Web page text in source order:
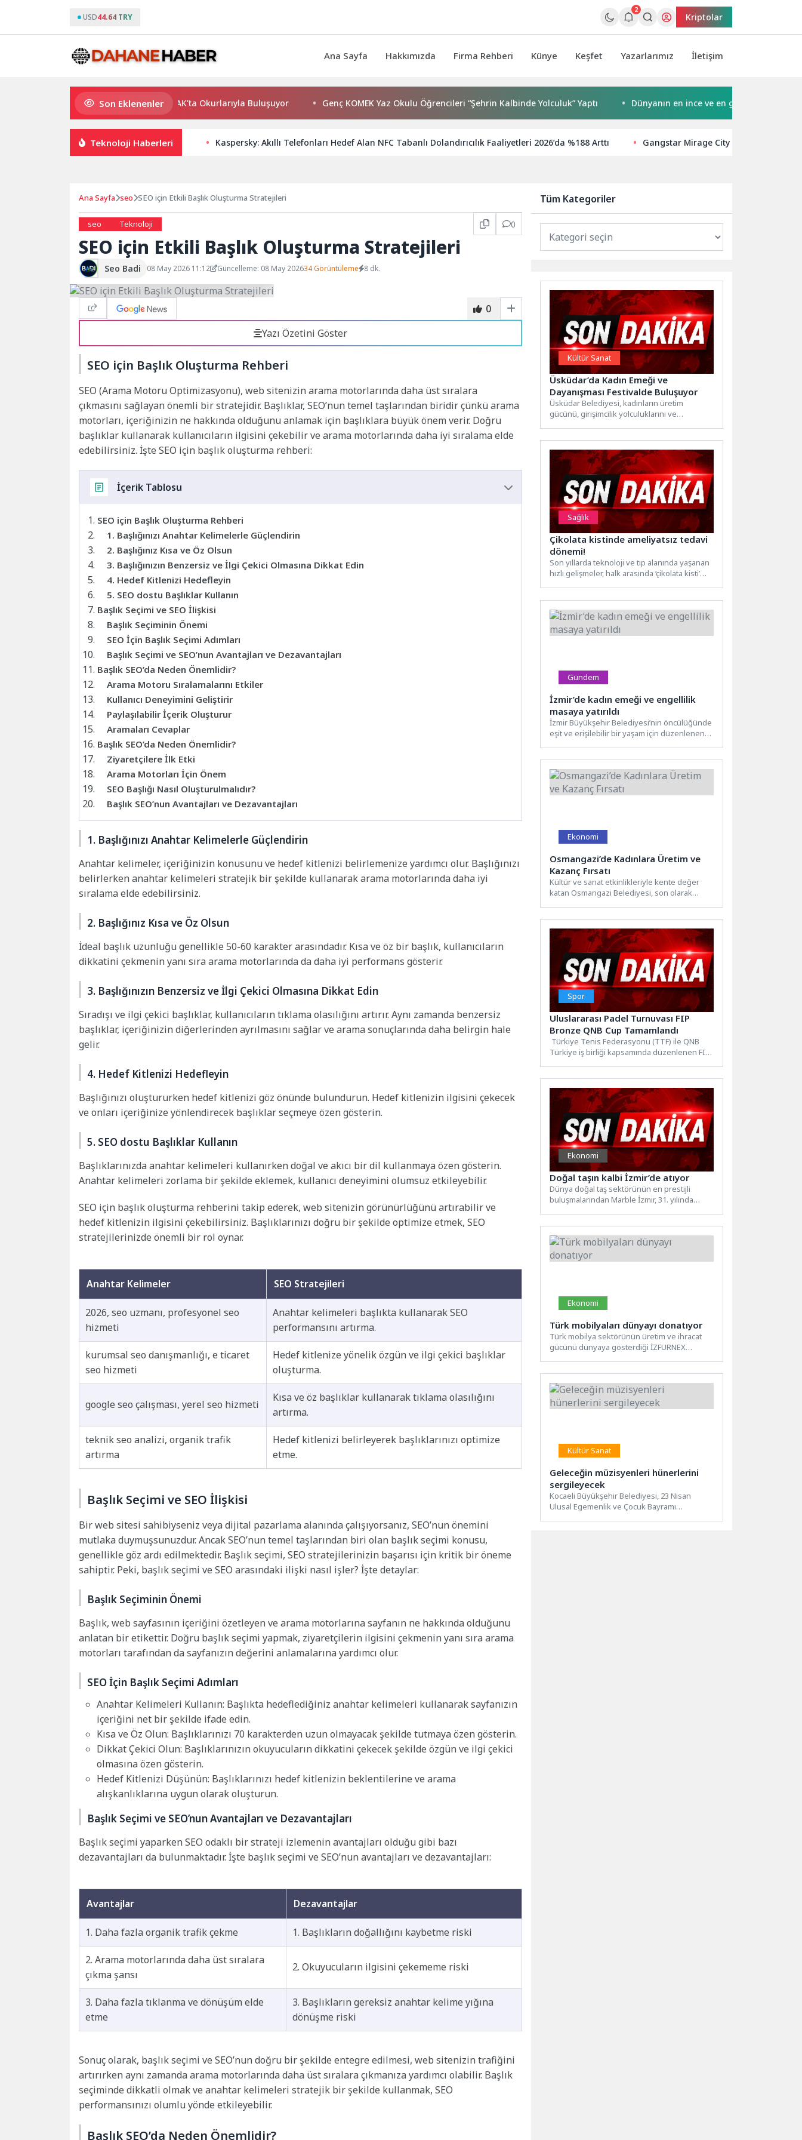
USD44.64 TRY
2
Kriptolar
Ana Sayfa Hakkımızda Firma Rehberi Künye Keşfet Yazarlarımız İletişim
Son Eklenenler
Usta Yazar Burhan Sönmez TESAK’ta Okurlarıyla Buluşuyor Genç KOMEK Yaz Okulu Öğrencileri “Şehrin Kalbinde Yolculuk” Yaptı Dünyanın en ince ve en güçlü katlanabilir
Teknoloji Haberleri Kaspersky: Akıllı Telefonları Hedef Alan NFC Tabanlı Dolandırıcılık Faaliyetleri 2026’da %188 Arttı Gangstar Mirage City Türkiye Ön
Ana Sayfa seo SEO için Etkili Başlık Oluşturma Stratejileri
seo Teknoloji 0
SEO için Etkili Başlık Oluşturma Stratejileri
Seo Badi 08 May 2026 11:12 Güncelleme: 08 May 202634 Görüntüleme 8 dk.
0
Yazı Özetini Göster
SEO için Başlık Oluşturma Rehberi
SEO (Arama Motoru Optimizasyonu), web sitenizin arama motorlarında daha üst sıralara
çıkmasını sağlayan önemli bir stratejidir. Başlıklar, SEO’nun temel taşlarından biridir çünkü arama
motorları, içeriğinizin ne hakkında olduğunu anlamak için başlıklara büyük önem verir. Doğru
başlıklar kullanarak kullanıcıların ilgisini çekebilir ve arama motorlarında daha iyi sıralama elde
edebilirsiniz. İşte SEO için başlık oluşturma rehberi:
İçerik Tablosu
SEO için Başlık Oluşturma Rehberi
1. Başlığınızı Anahtar Kelimelerle Güçlendirin
2. Başlığınız Kısa ve Öz Olsun
3. Başlığınızın Benzersiz ve İlgi Çekici Olmasına Dikkat Edin
4. Hedef Kitlenizi Hedefleyin
5. SEO dostu Başlıklar Kullanın
Başlık Seçimi ve SEO İlişkisi
Başlık Seçiminin Önemi
SEO İçin Başlık Seçimi Adımları
Başlık Seçimi ve SEO’nun Avantajları ve Dezavantajları
Başlık SEO’da Neden Önemlidir?
Arama Motoru Sıralamalarını Etkiler
Kullanıcı Deneyimini Geliştirir
Paylaşılabilir İçerik Oluşturur
Aramaları Cevaplar
Başlık SEO’da Neden Önemlidir?
Ziyaretçilere İlk Etki
Arama Motorları İçin Önem
SEO Başlığı Nasıl Oluşturulmalıdır?
Başlık SEO’nun Avantajları ve Dezavantajları
1. Başlığınızı Anahtar Kelimelerle Güçlendirin
Anahtar kelimeler, içeriğinizin konusunu ve hedef kitlenizi belirlemenize yardımcı olur. Başlığınızı
belirlerken anahtar kelimeleri stratejik bir şekilde kullanarak arama motorlarında daha iyi
sıralama elde edebilirsiniz.
2. Başlığınız Kısa ve Öz Olsun
İdeal başlık uzunluğu genellikle 50-60 karakter arasındadır. Kısa ve öz bir başlık, kullanıcıların
dikkatini çekmenin yanı sıra arama motorlarında da daha iyi performans gösterir.
3. Başlığınızın Benzersiz ve İlgi Çekici Olmasına Dikkat Edin
Sıradışı ve ilgi çekici başlıklar, kullanıcıların tıklama olasılığını artırır. Aynı zamanda benzersiz
başlıklar, içeriğinizin diğerlerinden ayrılmasını sağlar ve arama sonuçlarında daha belirgin hale
gelir.
4. Hedef Kitlenizi Hedefleyin
Başlığınızı oluştururken hedef kitlenizi göz önünde bulundurun. Hedef kitlenizin ilgisini çekecek
ve onları içeriğinize yönlendirecek başlıklar seçmeye özen gösterin.
5. SEO dostu Başlıklar Kullanın
Başlıklarınızda anahtar kelimeleri kullanırken doğal ve akıcı bir dil kullanmaya özen gösterin.
Anahtar kelimeleri zorlama bir şekilde eklemek, kullanıcı deneyimini olumsuz etkileyebilir.
SEO için başlık oluşturma rehberini takip ederek, web sitenizin görünürlüğünü artırabilir ve
hedef kitlenizin ilgisini çekebilirsiniz. Başlıklarınızı doğru bir şekilde optimize etmek, SEO
stratejilerinizde önemli bir rol oynar.
Anahtar Kelimeler SEO Stratejileri
2026, seo uzmanı, profesyonel seo
hizmeti
Anahtar kelimeleri başlıkta kullanarak SEO
performansını artırma.
kurumsal seo danışmanlığı, e ticaret
seo hizmeti
Hedef kitlenize yönelik özgün ve ilgi çekici başlıklar
oluşturma.
google seo çalışması, yerel seo hizmeti
Kısa ve öz başlıklar kullanarak tıklama olasılığını
artırma.
teknik seo analizi, organik trafik
artırma
Hedef kitlenizi belirleyerek başlıklarınızı optimize
etme.
Başlık Seçimi ve SEO İlişkisi
Bir web sitesi sahibiyseniz veya dijital pazarlama alanında çalışıyorsanız, SEO’nun önemini
mutlaka duymuşsunuzdur. Ancak SEO’nun temel taşlarından biri olan başlık seçimi konusu,
genellikle göz ardı edilmektedir. Başlık seçimi, SEO stratejilerinizin başarısı için kritik bir öneme
sahiptir. Peki, başlık seçimi ve SEO arasındaki ilişki nasıl işler? İşte detaylar:
Başlık Seçiminin Önemi
Başlık, web sayfasının içeriğini özetleyen ve arama motorlarına sayfanın ne hakkında olduğunu
anlatan bir etikettir. Doğru başlık seçimi yapmak, ziyaretçilerin ilgisini çekmenin yanı sıra arama
motorları tarafından da sayfanızın değerini anlamalarına yardımcı olur.
SEO İçin Başlık Seçimi Adımları
Anahtar Kelimeleri Kullanın: Başlıkta hedeflediğiniz anahtar kelimeleri kullanarak sayfanızın
içeriğini net bir şekilde ifade edin.
Kısa ve Öz Olun: Başlıklarınızı 70 karakterden uzun olmayacak şekilde tutmaya özen gösterin.
Dikkat Çekici Olun: Başlıklarınızın okuyucuların dikkatini çekecek şekilde özgün ve ilgi çekici
olmasına özen gösterin.
Hedef Kitlenizi Düşünün: Başlıklarınızı hedef kitlenizin beklentilerine ve arama
alışkanlıklarına uygun olarak oluşturun.
Başlık Seçimi ve SEO’nun Avantajları ve Dezavantajları
Başlık seçimi yaparken SEO odaklı bir strateji izlemenin avantajları olduğu gibi bazı
dezavantajları da bulunmaktadır. İşte başlık seçimi ve SEO’nun avantajları ve dezavantajları:
Avantajlar Dezavantajlar
1. Daha fazla organik trafik çekme 1. Başlıkların doğallığını kaybetme riski
2. Arama motorlarında daha üst sıralara
çıkma şansı
2. Okuyucuların ilgisini çekememe riski
3. Daha fazla tıklanma ve dönüşüm elde
etme
3. Başlıkların gereksiz anahtar kelime yığına
dönüşme riski
Sonuç olarak, başlık seçimi ve SEO’nun doğru bir şekilde entegre edilmesi, web sitenizin trafiğini
artırırken aynı zamanda arama motorlarında daha üst sıralara çıkmanıza yardımcı olabilir. Başlık
seçiminde dikkatli olmak ve anahtar kelimeleri stratejik bir şekilde kullanmak, SEO
performansınızı olumlu yönde etkileyebilir.
Başlık SEO’da Neden Önemlidir?
Tüm Kategoriler
Kültür Sanat
Üsküdar’da Kadın Emeği ve
Dayanışması Festivalde Buluşuyor
Üsküdar Belediyesi, kadınların üretim
gücünü, girişimcilik yolculuklarını ve
Sağlık
Çikolata kistinde ameliyatsız tedavi
dönemi!
Son yıllarda teknoloji ve tıp alanında yaşanan
hızlı gelişmeler, halk arasında ‘çikolata kisti’
Gündem
İzmir’de kadın emeği ve engellilik
masaya yatırıldı
İzmir Büyükşehir Belediyesi’nin öncülüğünde
eşit ve erişilebilir bir yaşam için düzenlenen
Ekonomi
Osmangazi’de Kadınlara Üretim ve
Kazanç Fırsatı
Kültür ve sanat etkinlikleriyle kente değer
katan Osmangazi Belediyesi, son olarak
Spor
Uluslararası Padel Turnuvası FIP
Bronze QNB Cup Tamamlandı
Türkiye Tenis Federasyonu (TTF) ile QNB
Türkiye iş birliği kapsamında düzenlenen FIP
Ekonomi
Doğal taşın kalbi İzmir’de atıyor
Dünya doğal taş sektörünün en prestijli
buluşmalarından Marble İzmir, 31. yılında
Ekonomi
Türk mobilyaları dünyayı donatıyor
Türk mobilya sektörünün üretim ve ihracat
gücünü dünyaya gösterdiği İZFURNEX
Kültür Sanat
Geleceğin müzisyenleri hünerlerini
sergileyecek
Kocaeli Büyükşehir Belediyesi, 23 Nisan
Ulusal Egemenlik ve Çocuk Bayramı